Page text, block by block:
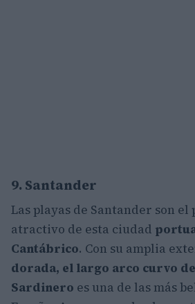
9. Santander
Las playas de Santander son
atractivo de esta ciudad
Cantábrico. Con su amplia
dorada, el largo arco curvo
Sardinero es una de las más